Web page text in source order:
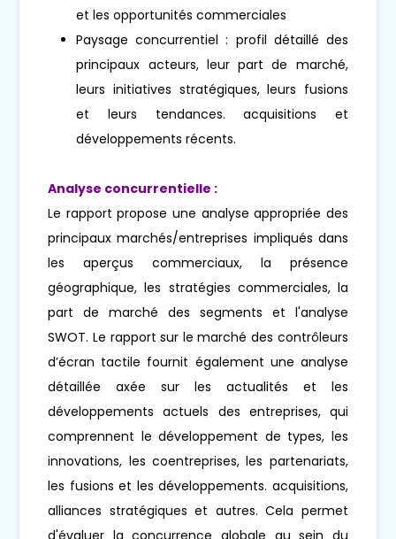
et les opportunités commerciales
Paysage concurrentiel : profil détaillé des
principaux acteurs, leur part de marché,
leurs initiatives stratégiques, leurs fusions
et leurs tendances. acquisitions et
développements récents.
Analyse concurrentielle :
Le rapport propose une analyse appropriée des
principaux marchés/entreprises impliqués dans
les aperçus commerciaux, la présence
géographique, les stratégies commerciales, la
part de marché des segments et l'analyse
SWOT. Le rapport sur le marché des contrôleurs
d’écran tactile fournit également une analyse
détaillée axée sur les actualités et les
développements actuels des entreprises, qui
comprennent le développement de types, les
innovations, les coentreprises, les partenariats,
les fusions et les développements. acquisitions,
alliances stratégiques et autres. Cela permet
d'évaluer la concurrence globale au sein du